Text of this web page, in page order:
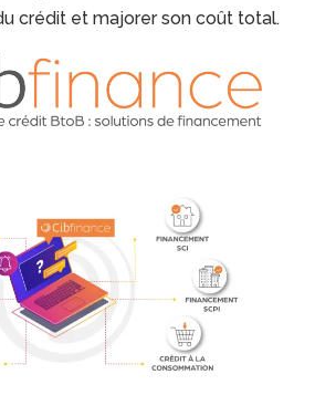
crédit et majorer son coût total.